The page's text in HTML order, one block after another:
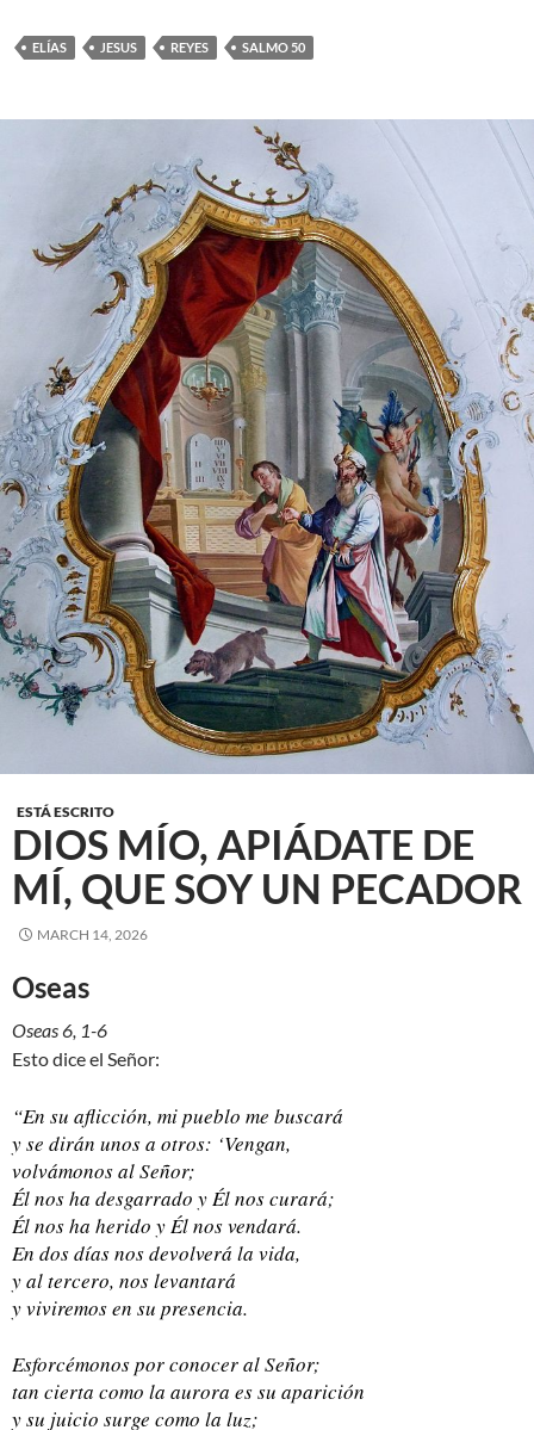
ELÍAS JESUS REYES SALMO 50
ESTÁ ESCRITO
DIOS MÍO, APIÁDATE DE
MÍ, QUE SOY UN PECADOR
MARCH 14, 2026
Oseas
Oseas 6, 1-6
Esto dice el Señor:
“En su aflicción, mi pueblo me buscará
y se dirán unos a otros: ‘Vengan,
volvámonos al Señor;
Él nos ha desgarrado y Él nos curará;
Él nos ha herido y Él nos vendará.
En dos días nos devolverá la vida,
y al tercero, nos levantará
y viviremos en su presencia.
Esforcémonos por conocer al Señor;
tan cierta como la aurora es su aparición
y su juicio surge como la luz;